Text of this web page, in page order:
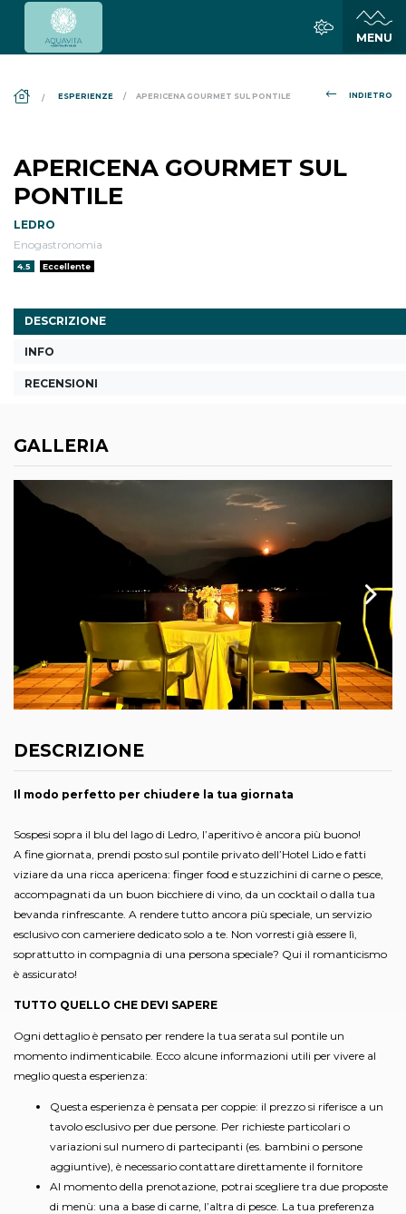
INDIETRO
DS_BREADCRUMB.HOME
ESPERIENZE APERICENA GOURMET SUL PONTILE
APERICENA GOURMET SUL
PONTILE
LEDRO
Enogastronomia
Valutazione:
4.5 Eccellente
DESCRIZIONE
INFO
RECENSIONI
GALLERIA
DESCRIZIONE
Il modo perfetto per chiudere la tua giornata
Sospesi sopra il blu del lago di Ledro, l’aperitivo è ancora più buono!
A fine giornata, prendi posto sul pontile privato dell’Hotel Lido e fatti
viziare da una ricca apericena: finger food e stuzzichini di carne o pesce,
accompagnati da un buon bicchiere di vino, da un cocktail o dalla tua
bevanda rinfrescante. A rendere tutto ancora più speciale, un servizio
esclusivo con cameriere dedicato solo a te. Non vorresti già essere lì,
soprattutto in compagnia di una persona speciale? Qui il romanticismo
è assicurato!
TUTTO QUELLO CHE DEVI SAPERE
Ogni dettaglio è pensato per rendere la tua serata sul pontile un
momento indimenticabile. Ecco alcune informazioni utili per vivere al
meglio questa esperienza:
Questa esperienza è pensata per coppie: il prezzo si riferisce a un
tavolo esclusivo per due persone. Per richieste particolari o
variazioni sul numero di partecipanti (es. bambini o persone
aggiuntive), è necessario contattare direttamente il fornitore
Al momento della prenotazione, potrai scegliere tra due proposte
di menù: una a base di carne, l’altra di pesce. La tua preferenza